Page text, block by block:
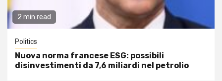
2 min read
Politics
Nuova norma francese ESG: possibili
disinvestimenti da 7,6 miliardi nel petrolio